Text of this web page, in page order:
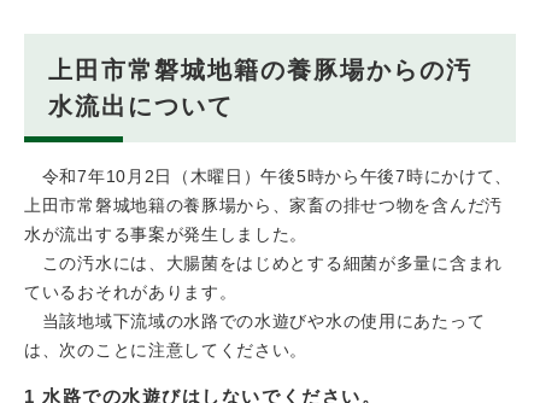
上田市常磐城地籍の養豚場からの汚
水流出について
令和7年10月2日（木曜日）午後5時から午後7時にかけて、
上田市常磐城地籍の養豚場から、家畜の排せつ物を含んだ汚
水が流出する事案が発生しました。
この汚水には、大腸菌をはじめとする細菌が多量に含まれ
ているおそれがあります。
当該地域下流域の水路での水遊びや水の使用にあたって
は、次のことに注意してください。
1 水路での水遊びはしないでください。